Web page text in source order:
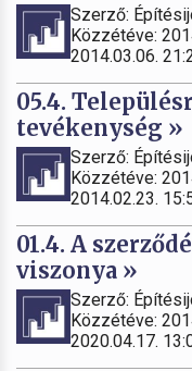
Szerző:
Közzétéve:
2014.03.06.
05.4.
tevékenység »
Szerző:
Közzétéve:
2014.02.23.
01.4. A
viszonya »
Szerző:
Közzétéve:
2020.04.17.